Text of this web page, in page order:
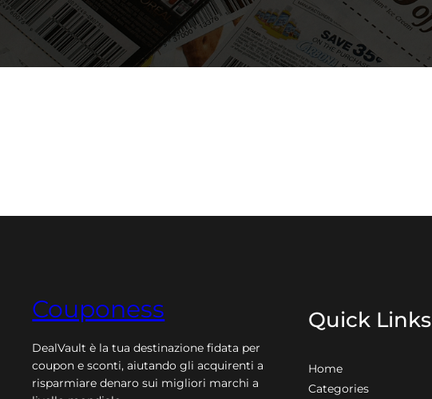
Couponess
DealVault è la tua destinazione fidata per
coupon e sconti, aiutando gli acquirenti a
risparmiare denaro sui migliori marchi a
Quick Links
Home
Categories